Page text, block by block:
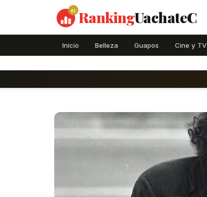
#1 RankingUachateC
Inicio Belleza Guapos Cine y TV